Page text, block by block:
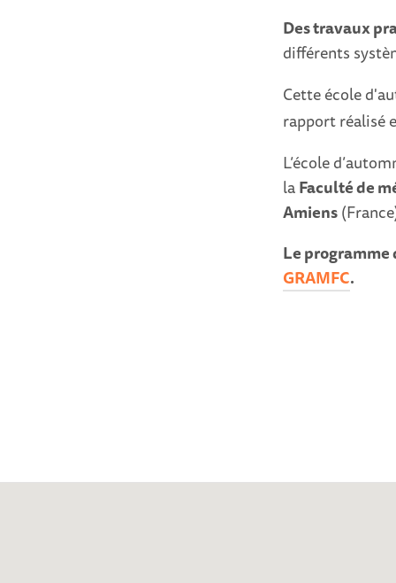
Des travaux
différents
Cette école
rapport réalisé
L’école
laFaculté de
Amiens
Le programme
GRAMFC.